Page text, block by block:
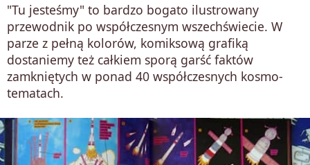
"Tu jesteśmy" to bardzo bogato ilustrowany
przewodnik po współczesnym wszechświecie. W
parze z pełną kolorów, komiksową grafiką
dostaniemy też całkiem sporą garść faktów
zamkniętych w ponad 40 współczesnych kosmo-
tematach.